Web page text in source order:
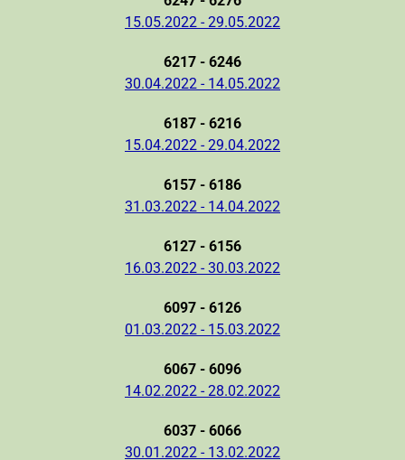
15.05.2022 - 29.05.2022
6217 - 6246
30.04.2022 - 14.05.2022
6187 - 6216
15.04.2022 - 29.04.2022
6157 - 6186
31.03.2022 - 14.04.2022
6127 - 6156
16.03.2022 - 30.03.2022
6097 - 6126
01.03.2022 - 15.03.2022
6067 - 6096
14.02.2022 - 28.02.2022
6037 - 6066
30.01.2022 - 13.02.2022